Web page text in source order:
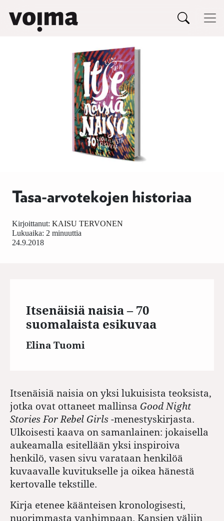
Siirry sisältöön
Päävalikko
Tasa-arvotekojen historiaa
24.9.2018
Kirjoittanut: KAISU TERVONEN
Lukuaika: 2 minuuttia
Itsenäisiä naisia – 70
suomalaista esikuvaa
Elina Tuomi
Itsenäisiä naisia on yksi lukuisista teoksista,
jotka ovat ottaneet mallinsa Good Night
Stories For Rebel Girls -menestyskirjasta.
Ulkoisesti kaava on samanlainen: jokaisella
aukeamalla esitellään yksi inspiroiva
henkilö, vasen sivu varataan henkilöä
kuvaavalle kuvitukselle ja oikea hänestä
kertovalle tekstille.
Kirja etenee käänteisen kronologisesti,
nuorimmasta vanhimpaan. Kansien väliin